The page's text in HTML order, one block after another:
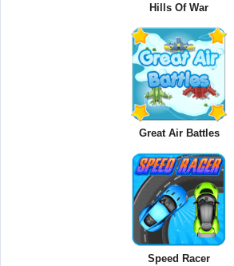
Hills Of War
Great Air Battles
Speed Racer